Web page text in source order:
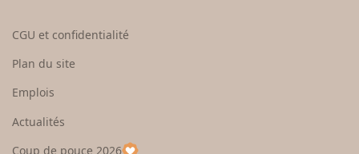
e
u
CGU et confidentialité
Plan du site
Emplois
Actualités
Coup de pouce 2026